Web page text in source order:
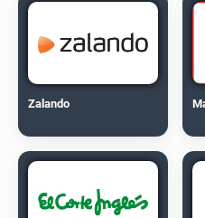
Zalando